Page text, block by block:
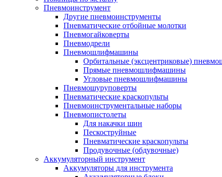
Пневмоинструмент
Другие пневмоинструменты
Пневматические отбойные молотки
Пневмогайковерты
Пневмодрели
Пневмошлифмашины
Орбитальные (эксцентриковые)
Прямые пневмошлифмашины
Угловые пневмошлифмашины
Пневмошуруповерты
Пневматические краскопульты
Пневмоинструментальные наборы
Пневмопистолеты
Для накачки шин
Пескоструйные
Пневматические краскопульты
Продувочные (обдувочные)
Аккумуляторный инструмент
Аккумуляторы для инструмента